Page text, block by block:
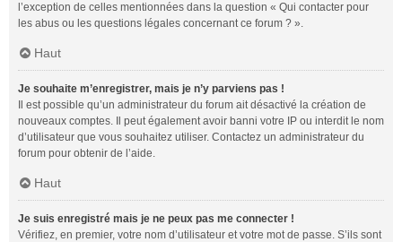
l’exception de celles mentionnées dans la question « Qui contacter pour
les abus ou les questions légales concernant ce forum ? ».
Haut
Je souhaite m’enregistrer, mais je n’y parviens pas !
Il est possible qu’un administrateur du forum ait désactivé la création de
nouveaux comptes. Il peut également avoir banni votre IP ou interdit le nom
d’utilisateur que vous souhaitez utiliser. Contactez un administrateur du
forum pour obtenir de l’aide.
Haut
Je suis enregistré mais je ne peux pas me connecter !
Vérifiez, en premier, votre nom d’utilisateur et votre mot de passe. S’ils sont